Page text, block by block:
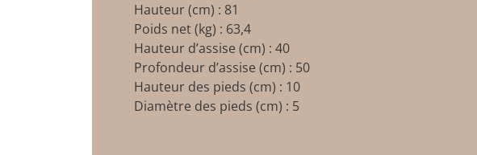
Hauteur (cm) : 81
Poids net (kg) : 63,4
Hauteur d’assise (cm) : 40
Profondeur d’assise (cm) : 50
Hauteur des pieds (cm) : 10
Diamètre des pieds (cm) : 5